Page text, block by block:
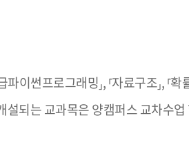
파이썬프로그래밍⸥, ⸢자료구조⸥, ⸢
되는 교과목은 양캠퍼스 교차수업